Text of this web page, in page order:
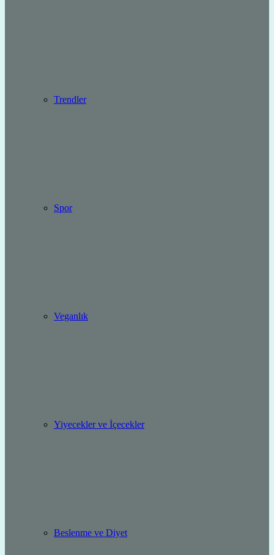
Trendler
Spor
Veganlık
Yiyecekler ve İçecekler
Beslenme ve Diyet